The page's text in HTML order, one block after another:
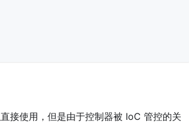
接使用，但是由于控制器被 IoC 管控的关